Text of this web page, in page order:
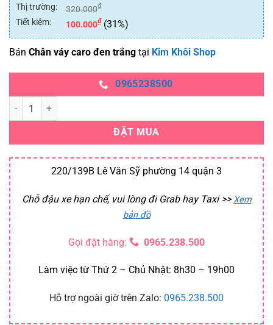
Thị trường: 320.000₫
Tiết kiệm: 100.000₫ (31%)
Bán Chân váy caro đen trắng tại Kim Khôi Shop
0965238500
Chân váy caro đen trắng số lượng
ĐẶT MUA
220/139B Lê Văn Sỹ phường 14 quận 3
Chỗ đậu xe hạn chế, vui lòng đi Grab hay Taxi>>Xem
bản đồ
Gọi đặt hàng: 0965.238.500
Làm việc từ Thứ 2 – Chủ Nhật: 8h30 – 19h00
Hỗ trợ ngoài giờ trên Zalo: 0965.238.500